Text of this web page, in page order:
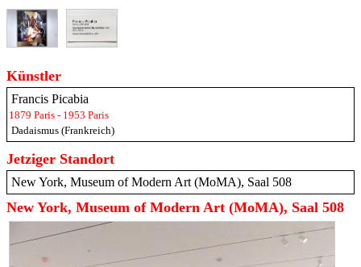
Künstler
Francis Picabia
1879 Paris - 1953 Paris
Dadaismus (Frankreich)
Jetziger Standort
New York, Museum of Modern Art (MoMA), Saal 508
New York, Museum of Modern Art (MoMA), Saal 508